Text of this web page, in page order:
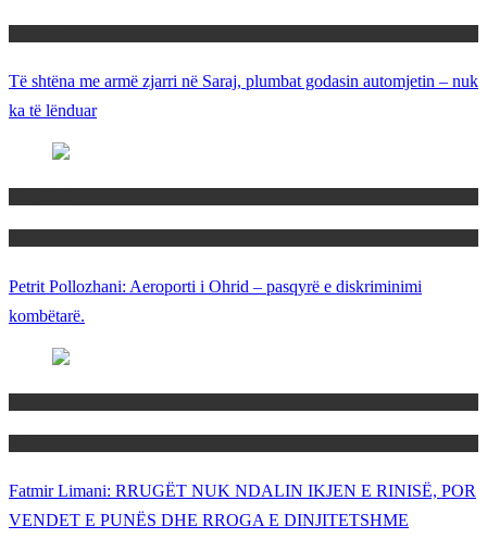
Të shtëna me armë zjarri në Saraj, plumbat godasin automjetin – nuk
ka të lënduar
Petrit Pollozhani: Aeroporti i Ohrid – pasqyrë e diskriminimi
kombëtarë.
Fatmir Limani: RRUGËT NUK NDALIN IKJEN E RINISË, POR
VENDET E PUNËS DHE RROGA E DINJITETSHME